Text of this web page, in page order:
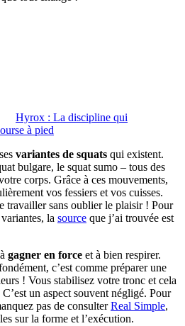
Hyrox : La discipline qui
à pied
variantes de squats qui existent.
bulgare, le squat sumo – tous des
corps. Grâce à ces mouvements,
vos fessiers et vos cuisses.
travailler sans oublier le plaisir ! Pour
la source que j’ai trouvée est
gagner en force et à bien respirer.
c’est comme préparer une
! Vous stabilisez votre tronc et cela
un aspect souvent négligé. Pour
pas de consulterReal Simple,
sur la forme et l’exécution.